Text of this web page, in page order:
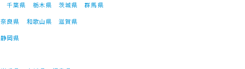
千葉県 栃木県 茨城県
群馬県
奈良県 和歌山県
滋賀県
静岡県